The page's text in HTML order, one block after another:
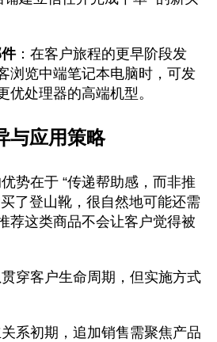
：在客户旅程的更早阶段发
浏览中端笔记本电脑时，可发
优处理器的高端机型。
与应用策略
势在于 “传递帮助感，而非推
了登山靴，很自然地可能还需
荐这类商品不会让客户觉得被
穿客户生命周期，但实施方式
系初期，追加销售需聚焦产品